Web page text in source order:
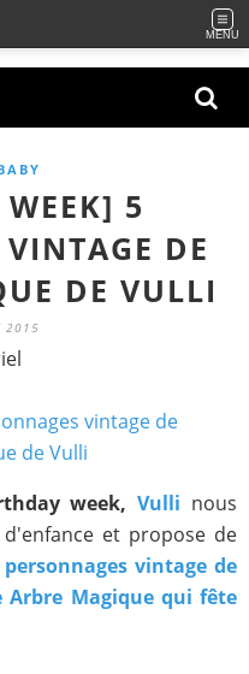
MENU
5
DE
DE VULLI
2015
week,Vulli nous
et propose de
vintage de
Magique qui fête